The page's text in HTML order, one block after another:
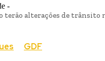
-
alterações de trânsito
GDF